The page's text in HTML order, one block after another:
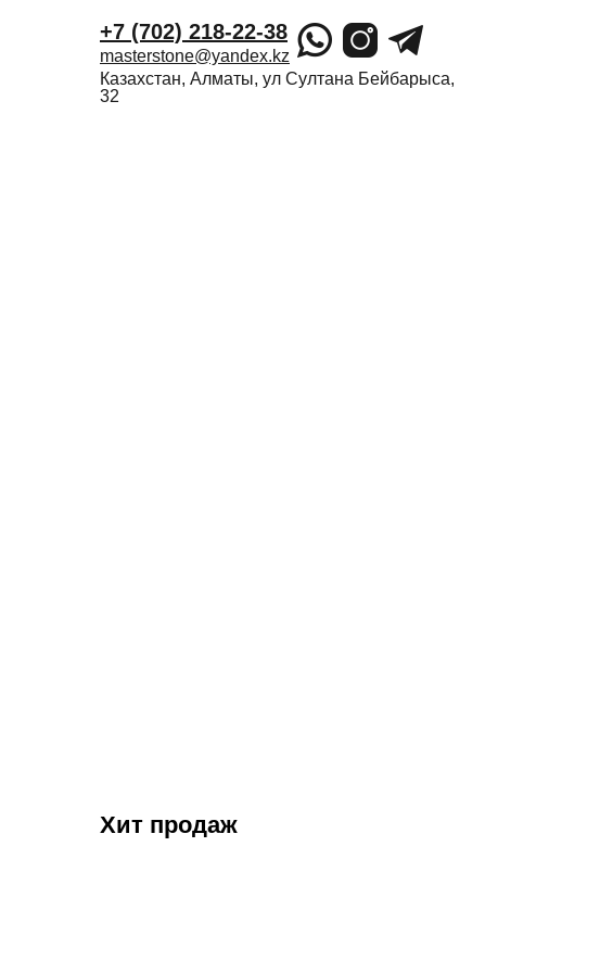
+7 (702) 218-22-38
masterstone@yandex.kz
Казахстан, Алматы, ул Султана Бейбарыса,
32
Хит продаж